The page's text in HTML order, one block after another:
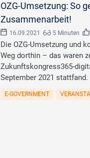
OZG-Umsetzung: So
Zusammenarbeit!
16.09.2021 5 Minuten
Die OZG-Umsetzung und
Weg dorthin – das waren
Zukunftskongress365-
September 2021 stattfand.
E-GOVERNMENT